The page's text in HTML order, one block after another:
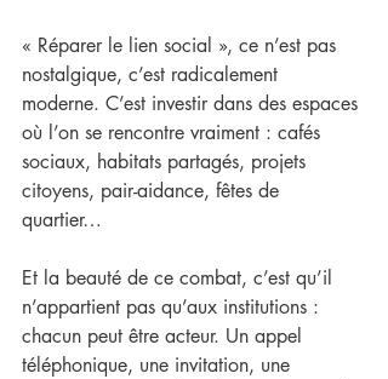
« Réparer le lien social », ce n’est pas
nostalgique, c’est radicalement
moderne. C’est investir dans des espaces
où l’on se rencontre vraiment : cafés
sociaux, habitats partagés, projets
citoyens, pair-aidance, fêtes de
quartier…
Et la beauté de ce combat, c’est qu’il
n’appartient pas qu’aux institutions :
chacun peut être acteur. Un appel
téléphonique, une invitation, une